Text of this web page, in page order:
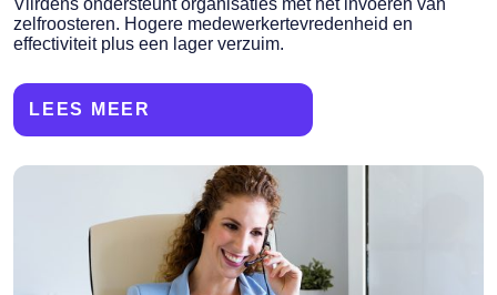
Vlirdens ondersteunt organisaties met het invoeren van
zelfroosteren. Hogere medewerkertevredenheid en
effectiviteit plus een lager verzuim.
LEES MEER